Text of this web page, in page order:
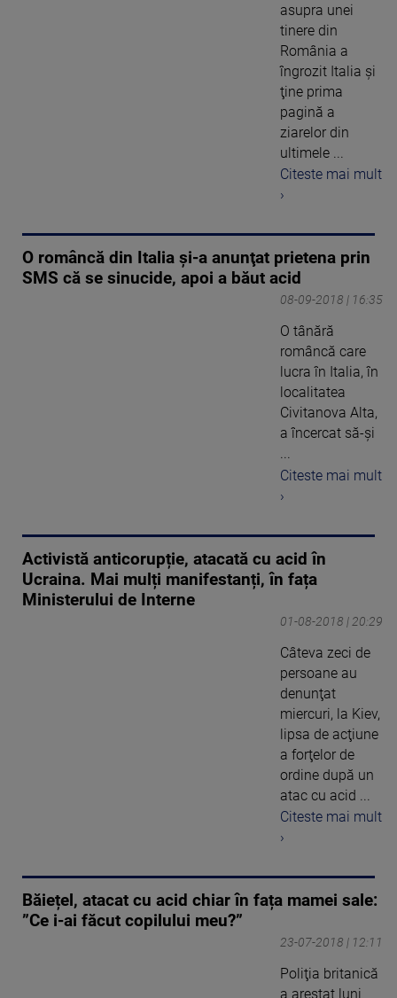
asupra unei
tinere din
România a
îngrozit Italia şi
ţine prima
pagină a
ziarelor din
ultimele ...
Citeste mai mult
›
O româncă din Italia şi-a anunţat prietena prin
SMS că se sinucide, apoi a băut acid
08-09-2018 | 16:35
O tânără
româncă care
lucra în Italia, în
localitatea
Civitanova Alta,
a încercat să-şi
...
Citeste mai mult
›
Activistă anticorupție, atacată cu acid în
Ucraina. Mai mulți manifestanți, în fața
Ministerului de Interne
01-08-2018 | 20:29
Câteva zeci de
persoane au
denunţat
miercuri, la Kiev,
lipsa de acţiune
a forţelor de
ordine după un
atac cu acid ...
Citeste mai mult
›
Băiețel, atacat cu acid chiar în fața mamei sale:
”Ce i-ai făcut copilului meu?”
23-07-2018 | 12:11
Poliţia britanică
a arestat luni